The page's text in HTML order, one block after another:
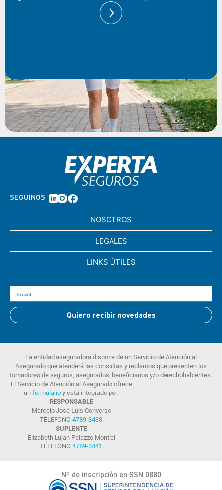
SEGUINOS
NOSOTROS
LEGALES
LINKS ÚTILES
Quiero recibir novedades
La entidad aseguradora dispone de un Servicio de Atención al
Asegurado que atenderá las consultas y reclamos que presenten los
tomadores de seguros, asegurados, beneficiarios y/o derechohabientes.
El Servicio de Atención al Asegurado ofrece
un formulario y está integrado por:
RESPONSABLE
Marcelo José Luis Converso
TÉLEFONO 4789-3433.
SUPLENTE
Elizabeth Lujan Palazzo Montiel
TÉLEFONO 4789-3441 .
Nº de inscripción en SSN 0880